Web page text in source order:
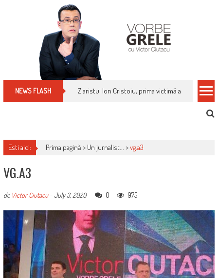
NEWS FLASH Ziaristul Ion Cristoiu, prima victimă a noi
Esti aici: Prima pagină > Un jurnalist... >vg.a3
VG.A3
de Victor Ciutacu-July 3, 2020 0 975